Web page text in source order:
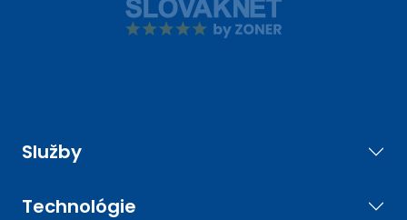
Služby
Technológie